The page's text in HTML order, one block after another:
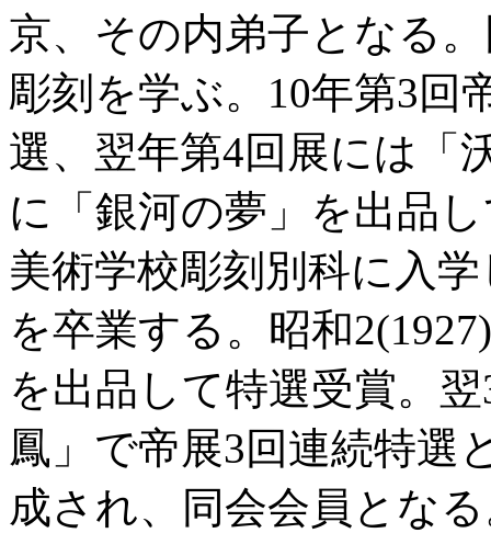
京、その内弟子となる
彫刻を学ぶ。10年第3回
選、翌年第4回展には「
に「銀河の夢」を出品
美術学校彫刻別科に入
を卒業する。昭和
を出品して特選受賞。
鳳」で帝展3回連続特選
成され、同会会員とな